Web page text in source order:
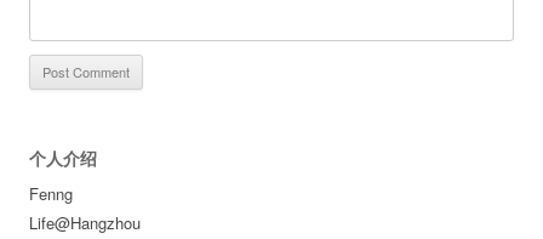
个人介绍
Fenng
Life@Hangzhou